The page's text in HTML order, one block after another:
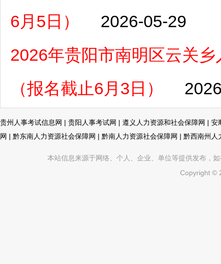
6月5日）
2026-05-29
2026年贵阳市南明区云关
（报名截止6月3日）
贵州人事考试信息网 | 贵阳人事考试网 | 遵义人力资源和社会保障网 | 安
网 | 黔东南人力资源社会保障网 | 黔南人力资源社会保障网 | 黔西南州人
本站信息来源于网络、个人、企业、单位等提供发布，
Copyright ©